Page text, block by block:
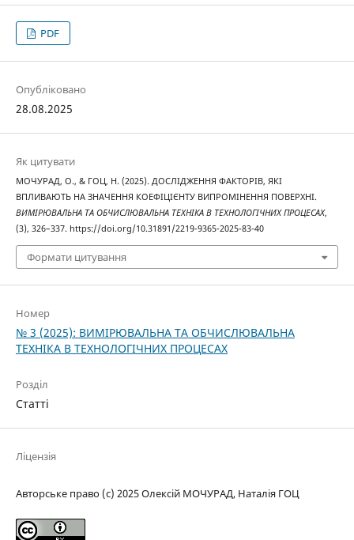
PDF
Опубліковано
28.08.2025
Як цитувати
МОЧУРАД, О., & ГОЦ, Н. (2025). ДОСЛІДЖЕННЯ ФАКТОРІВ, ЯКІ
ВПЛИВАЮТЬ НА ЗНАЧЕННЯ КОЕФІЦІЄНТУ ВИПРОМІНЕННЯ ПОВЕРХНІ.
ВИМІРЮВАЛЬНА ТА ОБЧИСЛЮВАЛЬНА ТЕХНІКА В ТЕХНОЛОГІЧНИХ ПРОЦЕСАХ,
(3), 326–337. https://doi.org/10.31891/2219-9365-2025-83-40
Формати цитування
Номер
№ 3 (2025): ВИМІРЮВАЛЬНА ТА ОБЧИСЛЮВАЛЬНА
ТЕХНІКА В ТЕХНОЛОГІЧНИХ ПРОЦЕСАХ
Розділ
Статті
Ліцензія
Авторське право (c) 2025 Олексій МОЧУРАД, Наталія ГОЦ